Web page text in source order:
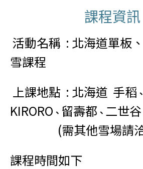
課程資訊
活動名稱 : 北海道單板 、
雪課程
上課地點 : 北海道 手稻 、
KIRORO 、 留壽都 、 二世
(需其他雪場請洽
課程時間如下